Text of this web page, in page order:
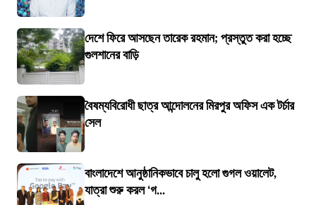
দেশে ফিরে আসছেন তারেক রহমান; প্রস্তুত করা হচ্ছে
গুলশানের বাড়ি
বৈষম্যবিরোধী ছাত্র আন্দোলনের মিরপুর অফিস এক টর্চার
সেল
বাংলাদেশে আনুষ্ঠানিকভাবে চালু হলো গুগল ওয়ালেট,
যাত্রা শুরু করল ‘গ...